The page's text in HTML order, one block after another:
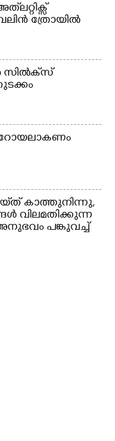
ത്രോയിൽ
സിൽക്‌സ്
റോയലാകണം
കാത്തുനിന്നു,​
വിലമതിക്കുന്ന
പങ്കുവച്ച്